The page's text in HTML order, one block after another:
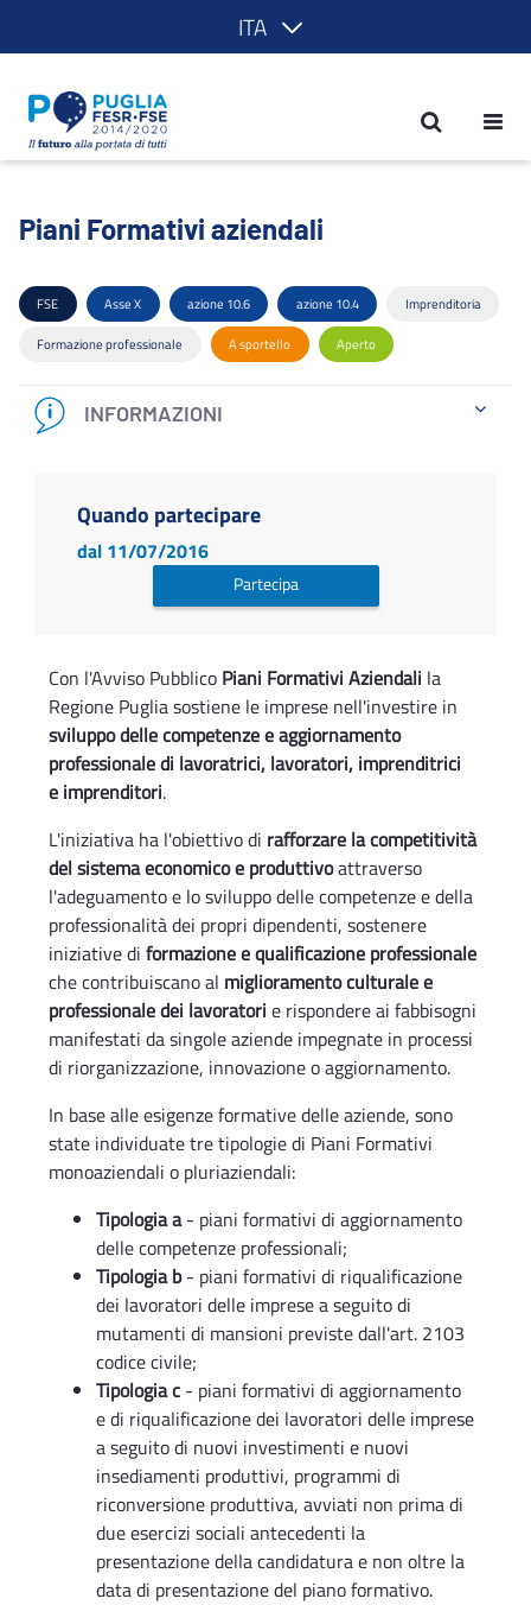
ITA
Piani Formativi aziendali - POR Puglia
Piani Formativi aziendali
FSE Asse X azione 10.6 azione 10.4 Imprenditoria
Formazione professionale A sportello Aperto
INFORMAZIONI
Quando partecipare
dal 11/07/2016
Partecipa
Con l'Avviso Pubblico Piani Formativi Aziendali la
Regione Puglia sostiene le imprese nell'investire in
sviluppo delle competenze e aggiornamento
professionale di lavoratrici, lavoratori, imprenditrici
e imprenditori.
L'iniziativa ha l'obiettivo di rafforzare la competitività
del sistema economico e produttivoattraverso
l'adeguamento e lo sviluppo delle competenze e della
professionalità dei propri dipendenti, sostenere
iniziative di formazione e qualificazione professionale
che contribuiscano al miglioramento culturale e
professionale dei lavoratori e rispondere ai fabbisogni
manifestati da singole aziende impegnate in processi
di riorganizzazione, innovazione o aggiornamento.
In base alle esigenze formative delle aziende, sono
state individuate tre tipologie di Piani Formativi
monoaziendali o pluriaziendali:
Tipologia a- piani formativi di aggiornamento
delle competenze professionali;
Tipologia b- piani formativi di riqualificazione
dei lavoratori delle imprese a seguito di
mutamenti di mansioni previste dall'art. 2103
codice civile;
Tipologia c - piani formativi di aggiornamento
e di riqualificazione dei lavoratori delle imprese
a seguito di nuovi investimenti e nuovi
insediamenti produttivi, programmi di
riconversione produttiva, avviati non prima di
due esercizi sociali antecedenti la
presentazione della candidatura e non oltre la
data di presentazione del piano formativo.